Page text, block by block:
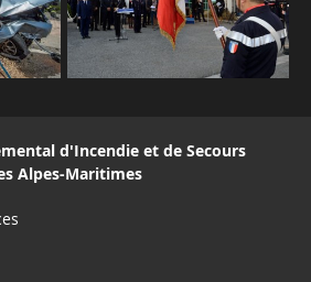
d'Incendie et de Secours
Alpes-Maritimes